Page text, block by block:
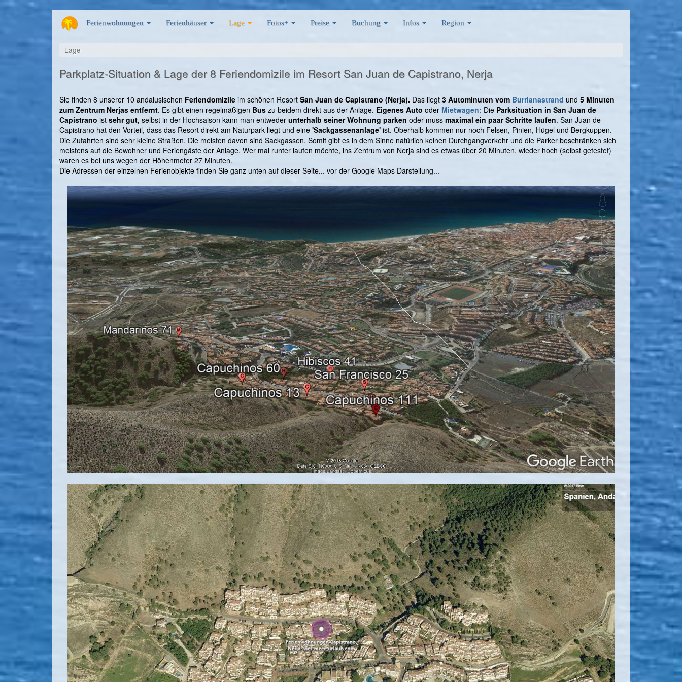
Ferienwohnungen Ferienhäuser Lage Fotos+ Preise Buchung Infos Region
Lage
Parkplatz-Situation & Lage der 8 Feriendomizile im Resort San Juan de Capistrano, Nerja
Sie finden 8 unserer 10 andalusischen Feriendomizile im schönen Resort San Juan de Capistrano (Nerja). Das liegt 3 Autominuten vom Burrianastrand und 5 Minuten
zum Zentrum Nerjas entfernt. Es gibt einen regelmäßigen Bus zu beidem direkt aus der Anlage. Eigenes Auto oder Mietwagen: Die Parksituation in San Juan de
Capistrano ist sehr gut, selbst in der Hochsaison kann man entweder unterhalb seiner Wohnung parken oder muss maximal ein paar Schritte laufen. San Juan de
Capistrano hat den Vorteil, dass das Resort direkt am Naturpark liegt und eine 'Sackgassenanlage' ist. Oberhalb kommen nur noch Felsen, Pinien, Hügel und Bergkuppen.
Die Zufahrten sind sehr kleine Straßen. Die meisten davon sind Sackgassen. Somit gibt es in dem Sinne natürlich keinen Durchgangverkehr und die Parker beschränken sich
meistens auf die Bewohner und Feriengäste der Anlage. Wer mal runter laufen möchte, ins Zentrum von Nerja sind es etwas über 20 Minuten, wieder hoch (selbst getestet)
waren es bei uns wegen der Höhenmeter 27 Minuten.
Die Adressen der einzelnen Ferienobjekte finden Sie ganz unten auf dieser Seite... vor der Google Maps Darstellung...